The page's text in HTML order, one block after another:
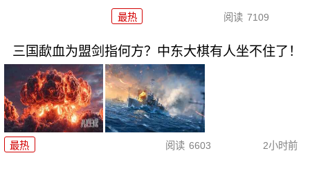
最热 阅读 7109
三国歃血为盟剑指何方？中东大棋有人坐不住了！
最热 阅读 6603 2小时前